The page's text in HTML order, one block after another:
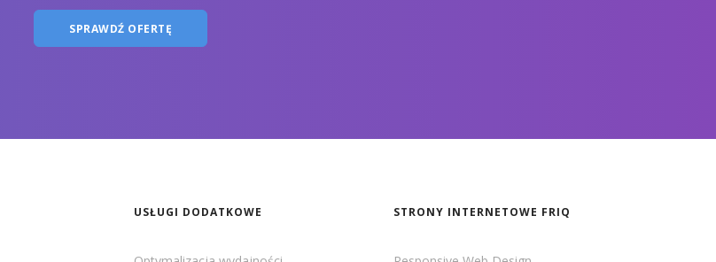
SPRAWDŹ OFERTĘ
USŁUGI DODATKOWE STRONY INTERNETOWE FRIQ